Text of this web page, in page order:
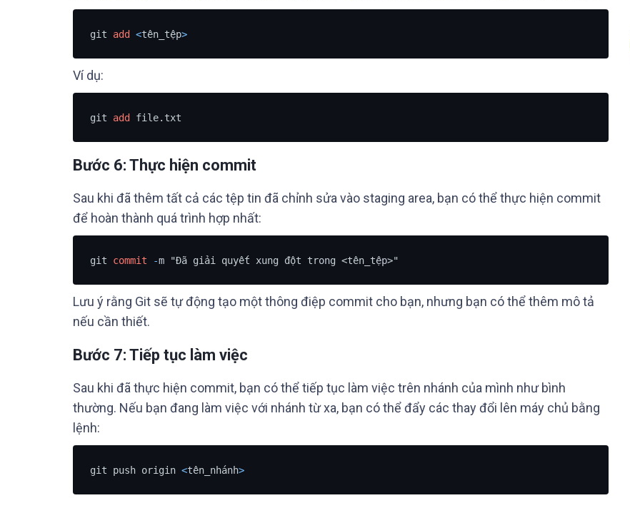
git add <tên_tệp>
Ví dụ:
git add file.txt
Bước 6: Thực hiện commit
Sau khi đã thêm tất cả các tệp tin đã chỉnh sửa vào staging area, bạn có thể thực hiện commit
để hoàn thành quá trình hợp nhất:
git commit -m "Đã giải quyết xung đột trong <tên_tệp>"
Lưu ý rằng Git sẽ tự động tạo một thông điệp commit cho bạn, nhưng bạn có thể thêm mô tả
nếu cần thiết.
Bước 7: Tiếp tục làm việc
Sau khi đã thực hiện commit, bạn có thể tiếp tục làm việc trên nhánh của mình như bình
thường. Nếu bạn đang làm việc với nhánh từ xa, bạn có thể đẩy các thay đổi lên máy chủ bằng
lệnh:
git push origin <tên_nhánh>